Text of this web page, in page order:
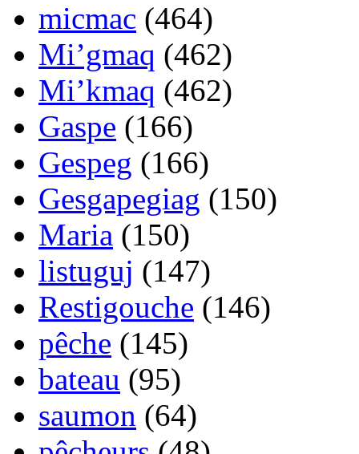
micmac (464)
Mi’gmaq (462)
Mi’kmaq (462)
Gaspe (166)
Gespeg (166)
Gesgapegiag (150)
Maria (150)
listuguj (147)
Restigouche (146)
pêche (145)
bateau (95)
saumon (64)